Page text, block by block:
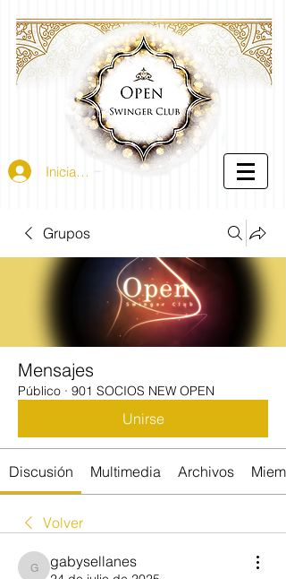
Iniciar sesión
Grupos
Mensajes
Público · 901 SOCIOS NEW OPEN
Unirse
Discusión Multimedia Archivos
Volver
gabysellanes
gabysellanes